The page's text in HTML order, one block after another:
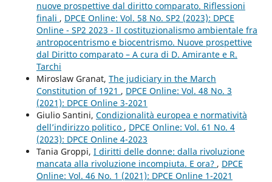
nuove prospettive dal diritto comparato. Riflessioni
finali , DPCE Online: Vol. 58 No. SP2 (2023): DPCE
Online - SP2 2023 - Il costituzionalismo ambientale fra
antropocentrismo e biocentrismo. Nuove prospettive
dal Diritto comparato – A cura di D. Amirante e R.
Tarchi
Miroslaw Granat, The judiciary in the March
Constitution of 1921 , DPCE Online: Vol. 48 No. 3
(2021): DPCE Online 3-2021
Giulio Santini, Condizionalità europea e normatività
dell’indirizzo politico , DPCE Online: Vol. 61 No. 4
(2023): DPCE Online 4-2023
Tania Groppi, I diritti delle donne: dalla rivoluzione
mancata alla rivoluzione incompiuta. E ora? , DPCE
Online: Vol. 46 No. 1 (2021): DPCE Online 1-2021